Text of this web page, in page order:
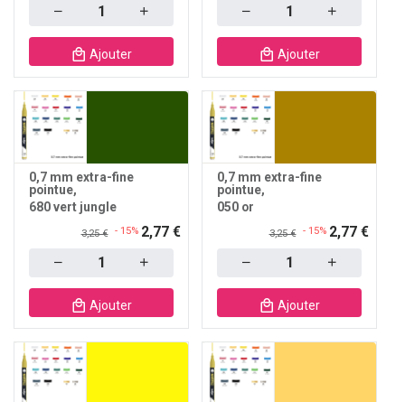
Ajouter Ajouter
0,7 mm extra-fine
pointue
680 vert jungle
3,25 € - 15% 2,77 €
Ajouter
0,7 mm extra-fine
pointue
050 or
3,25 € - 15% 2,77 €
Ajouter